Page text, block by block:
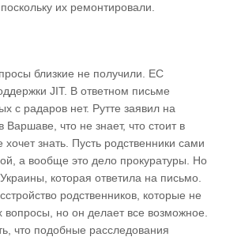
их ремонтировали.
близкие не получили. ЕС
JIT. В ответном письме
с радаров нет. Рутте заявил на
Варшаве, что не знает, что стоит в
знать. Пусть родственники сами
а вообще это дело прокуратуры. Но
которая ответила на письмо.
родственников, которые не
вопросы, но он делает все возможное.
что подобные расследования